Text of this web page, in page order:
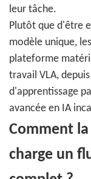
leur tâche.
Plutôt que d'être
modèle unique,
plateforme
travail VLA,
d'apprentissage
avancée en IA
Comment
charge un